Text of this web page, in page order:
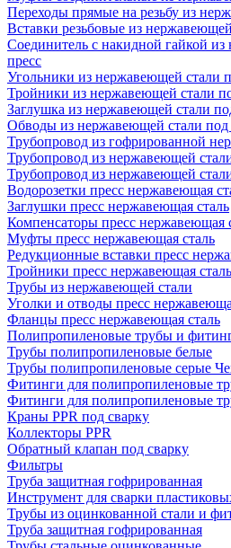
Переходы прямые на резьбу из
Вставки резьбовые из
Соединитель с накидной гайкой
пресс
Угольники из нержавеющей стали
Тройники из нержавеющей стали
Заглушка из нержавеющей стали
Обводы из нержавеющей стали под
Трубопровод из гофрированной
Трубопровод из нержавеющей
Трубопровод из нержавеющей
Водорозетки пресс нержавеющая
Заглушки пресс нержавеющая сталь
Компенсаторы пресс нержавеющая
Муфты пресс нержавеющая сталь
Редукционные вставки пресс
Тройники пресс нержавеющая сталь
Трубы из нержавеющей стали
Уголки и отводы пресс
Фланцы пресс нержавеющая сталь
Полипропиленовые трубы и
Трубы полипропиленовые белые
Трубы полипропиленовые серые
Фитинги для полипропиленовые
Фитинги для полипропиленовые
Краны PPR под сварку
Коллекторы PPR
Обратный клапан под сварку
Фильтры
Труба защитная гофрированная
Инструмент для сварки
Трубы из оцинкованной стали и
Труба защитная гофрированная